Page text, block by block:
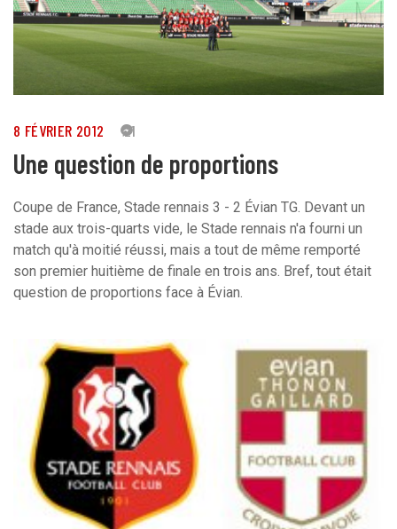
8 FÉVRIER 2012 21
Une question de proportions
Coupe de France, Stade rennais 3 - 2 Évian TG. Devant un
stade aux trois-quarts vide, le Stade rennais n'a fourni un
match qu'à moitié réussi, mais a tout de même remporté
son premier huitième de finale en trois ans. Bref, tout était
question de proportions face à Évian.